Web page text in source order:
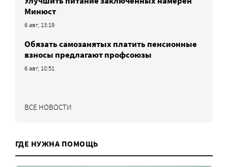
Минюст
6 авг, 13:19
Обязать самозанятых платить пенсионные
взносы предлагают профсоюзы
6 авг, 10:51
ВСЕ НОВОСТИ
ГДЕ НУЖНА ПОМОЩЬ